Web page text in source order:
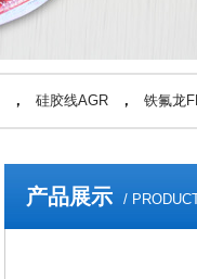
， 硅胶线AGR ， 铁氟龙
产品展示 /